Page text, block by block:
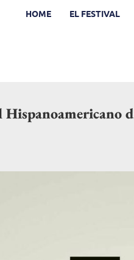
HOME EL FESTIVAL
Hispanoamericano